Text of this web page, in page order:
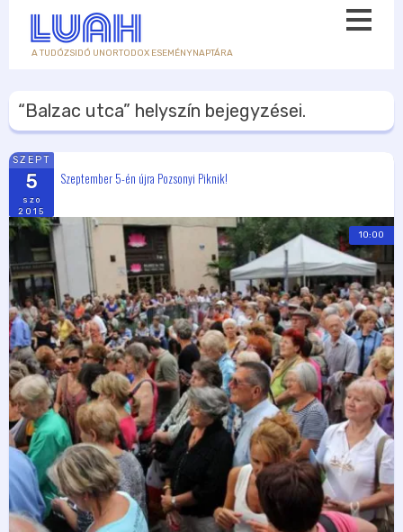
A TUDÓZSIDÓ UNORTODOX ESEMÉNYNAPTÁRA
“Balzac utca” helyszín bejegyzései.
SZEPT
5
szo
2015
Szeptember 5-én újra Pozsonyi Piknik!
10:00